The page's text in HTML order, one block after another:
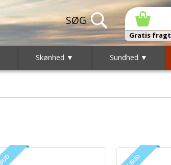
Gratis fragt
Skønhed ▼ Sundhed ▼